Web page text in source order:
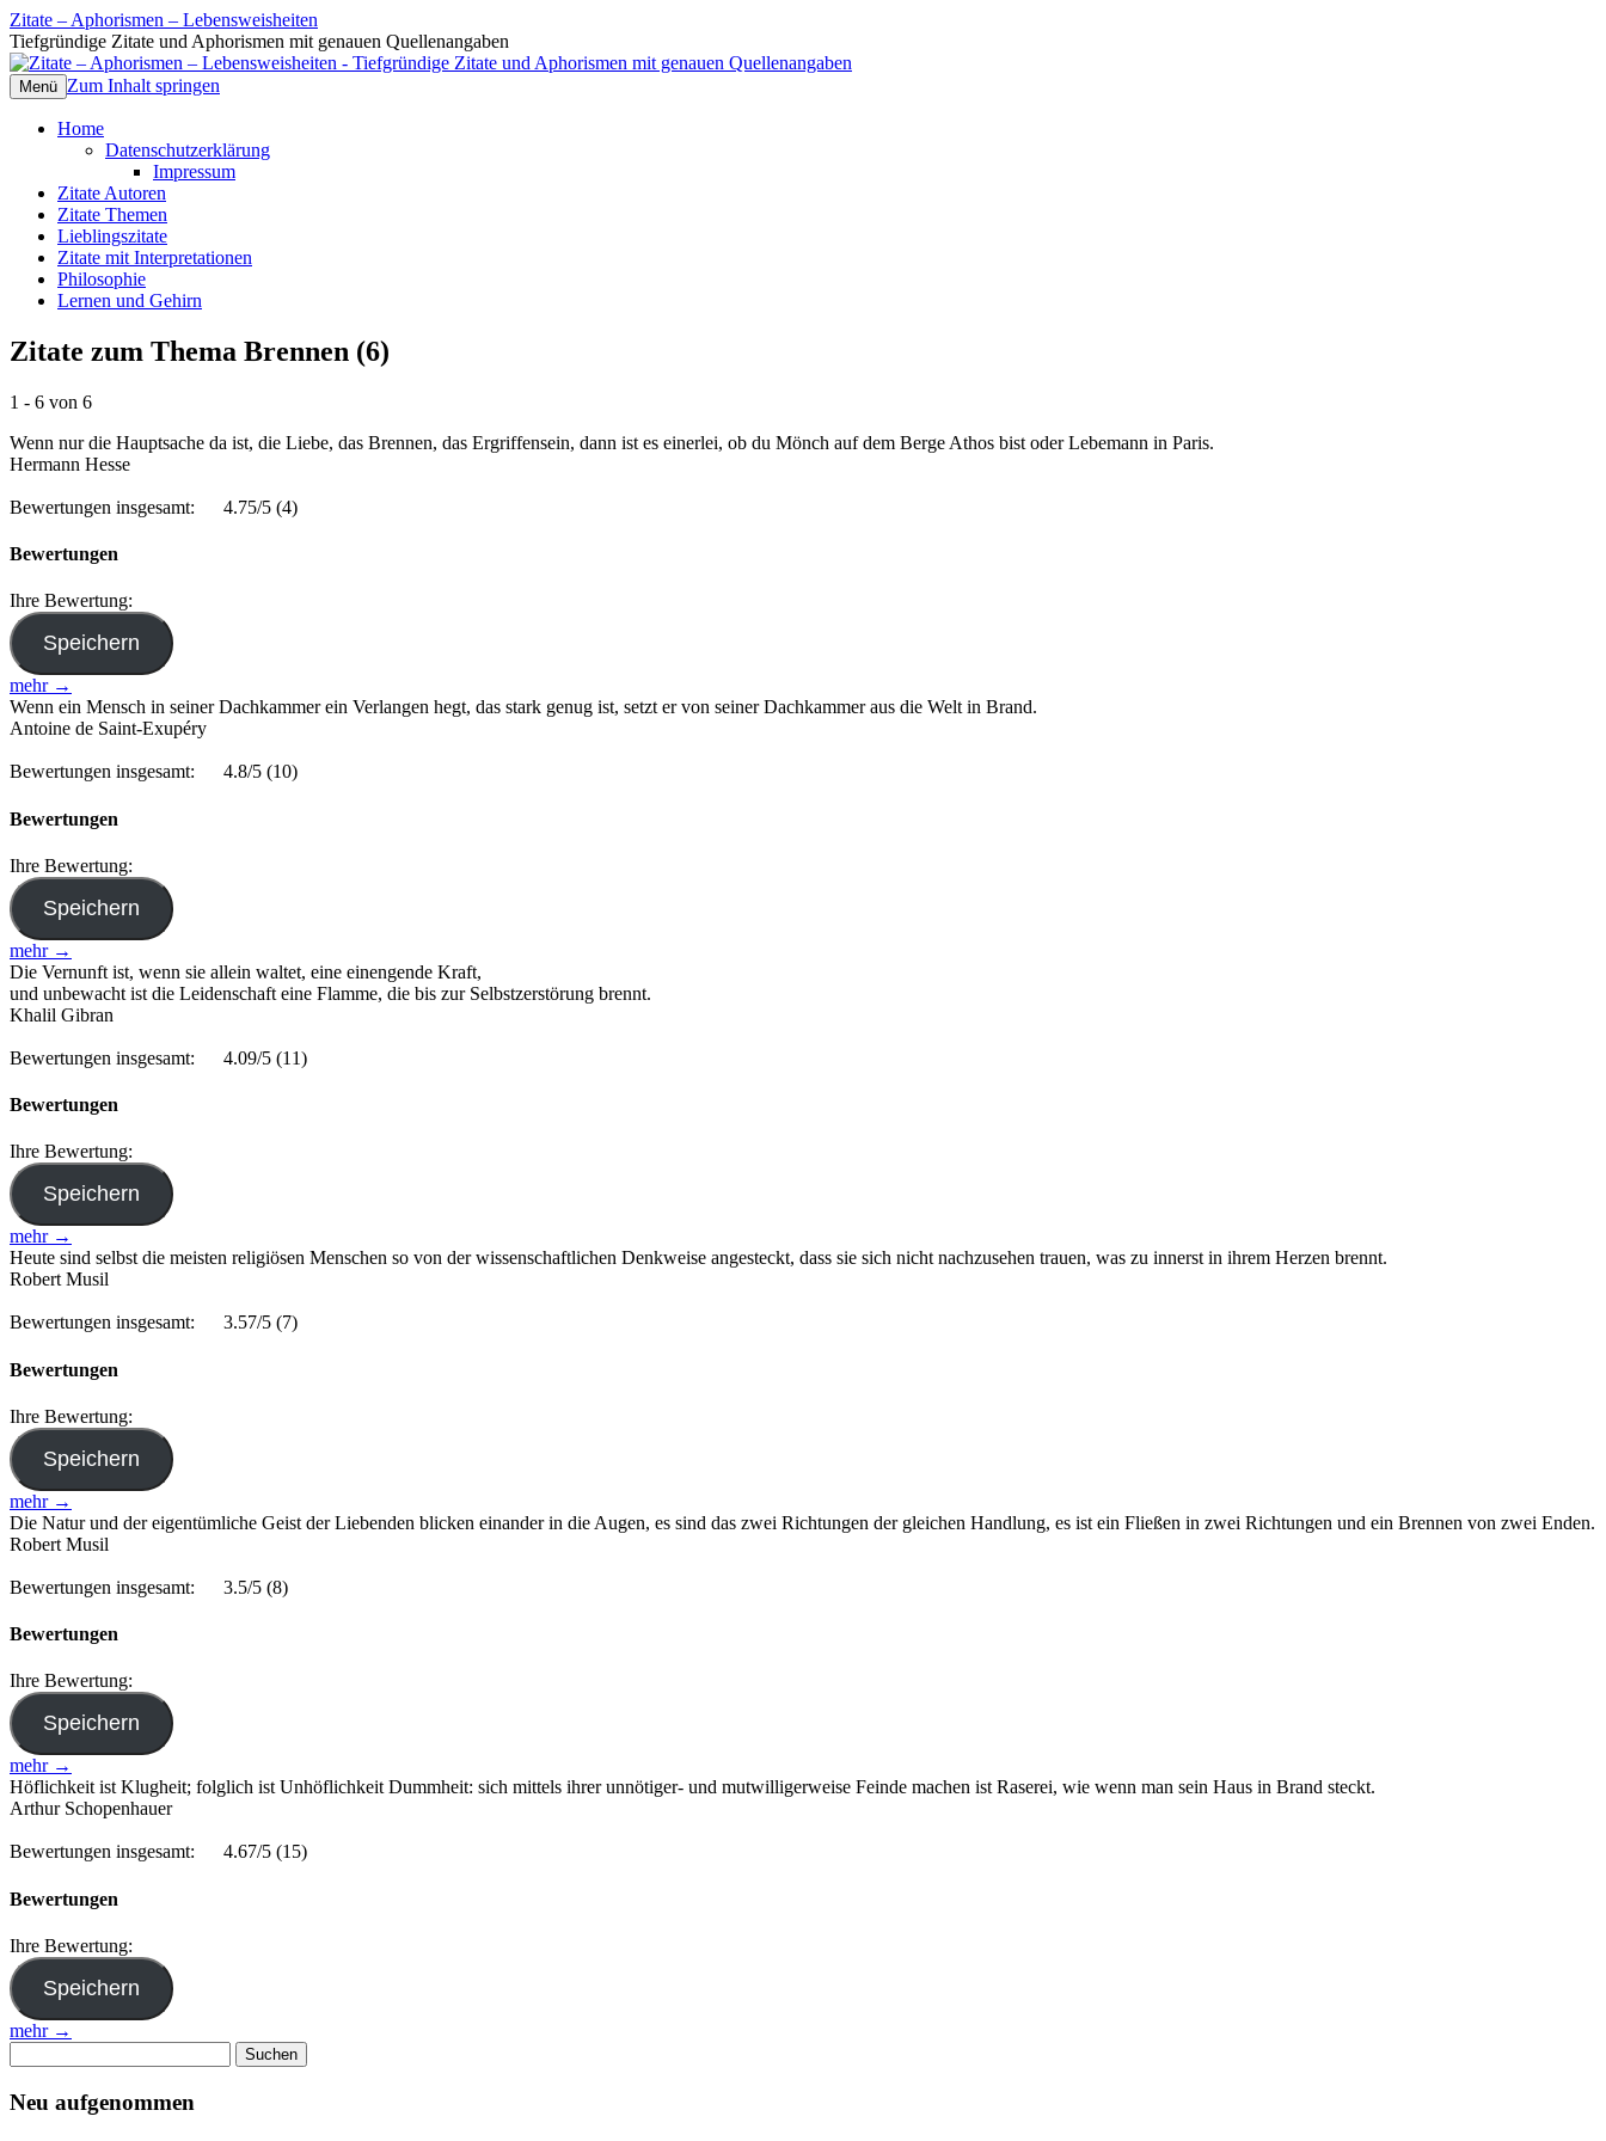
Zitate – Aphorismen – Lebensweisheiten
Tiefgründige Zitate und Aphorismen mit genauen Quellenangaben
Menü Zum Inhalt springen
Home
Datenschutzerklärung
Impressum
Zitate Autoren
Zitate Themen
Lieblingszitate
Zitate mit Interpretationen
Philosophie
Lernen und Gehirn
Zitate zum Thema Brennen (6)
1 - 6 von 6
Wenn nur die Hauptsache da ist, die Liebe, das Brennen, das Ergriffensein, dann ist es einerlei, ob du Mönch auf dem Berge Athos bist oder Lebemann in Paris.
Hermann Hesse
Bewertungen insgesamt: 4.75/5 (4)
Bewertungen
Ihre Bewertung:
mehr →
Wenn ein Mensch in seiner Dachkammer ein Verlangen hegt, das stark genug ist, setzt er von seiner Dachkammer aus die Welt in Brand.
Antoine de Saint-Exupéry
Bewertungen insgesamt: 4.8/5 (10)
Bewertungen
Ihre Bewertung:
mehr →
Die Vernunft ist, wenn sie allein waltet, eine einengende Kraft,
und unbewacht ist die Leidenschaft eine Flamme, die bis zur Selbstzerstörung brennt.
Khalil Gibran
Bewertungen insgesamt: 4.09/5 (11)
Bewertungen
Ihre Bewertung:
mehr →
Heute sind selbst die meisten religiösen Menschen so von der wissenschaftlichen Denkweise angesteckt, dass sie sich nicht nachzusehen trauen, was zu innerst in ihrem Herzen brennt.
Robert Musil
Bewertungen insgesamt: 3.57/5 (7)
Bewertungen
Ihre Bewertung:
mehr →
Die Natur und der eigentümliche Geist der Liebenden blicken einander in die Augen, es sind das zwei Richtungen der gleichen Handlung, es ist ein Fließen in zwei Richtungen und ein Brennen von zwei Enden.
Robert Musil
Bewertungen insgesamt: 3.5/5 (8)
Bewertungen
Ihre Bewertung:
mehr →
Höflichkeit ist Klugheit; folglich ist Unhöflichkeit Dummheit: sich mittels ihrer unnötiger- und mutwilligerweise Feinde machen ist Raserei, wie wenn man sein Haus in Brand steckt.
Arthur Schopenhauer
Bewertungen insgesamt: 4.67/5 (15)
Bewertungen
Ihre Bewertung:
mehr →
nach:
Neu aufgenommen